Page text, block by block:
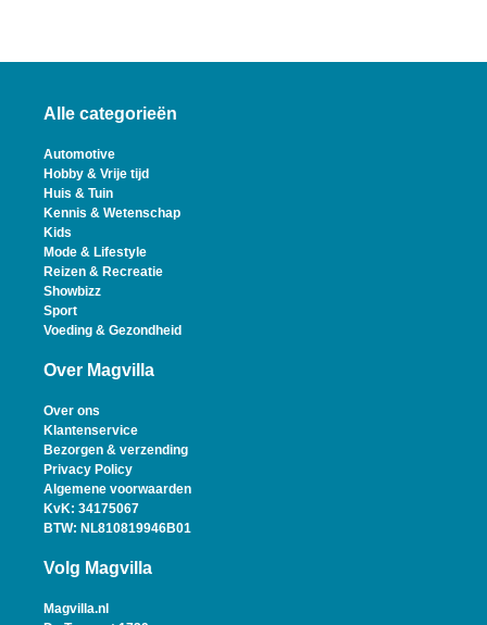
Alle categorieën
Automotive
Hobby & Vrije tijd
Huis & Tuin
Kennis & Wetenschap
Kids
Mode & Lifestyle
Reizen & Recreatie
Showbizz
Sport
Voeding & Gezondheid
Over Magvilla
Over ons
Klantenservice
Bezorgen & verzending
Privacy Policy
Algemene voorwaarden
KvK: 34175067
BTW: NL810819946B01
Volg Magvilla
Magvilla.nl